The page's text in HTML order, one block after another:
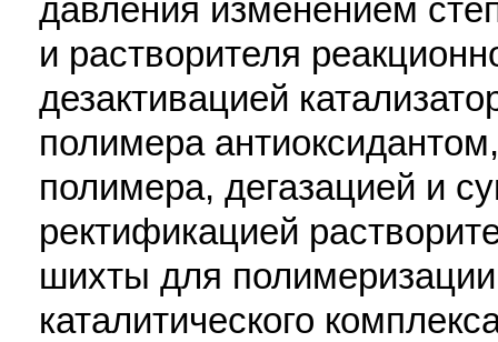
давления изменением
и растворителя
дезактивацией
полимера
полимера, дегазацией и
ректификацией
шихты для
каталитического